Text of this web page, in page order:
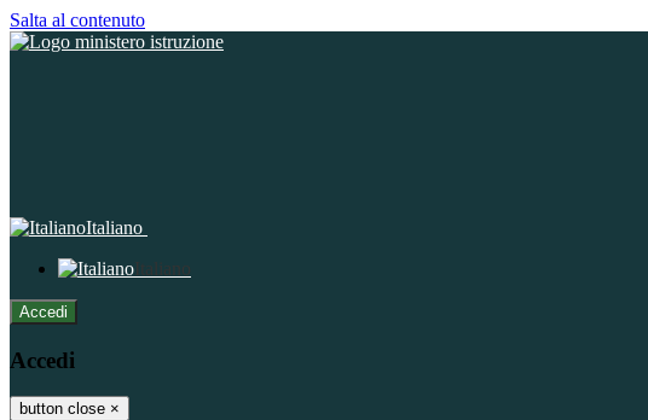
Salta al contenuto
Italiano
Italiano
Accedi
Accedi
button close ×